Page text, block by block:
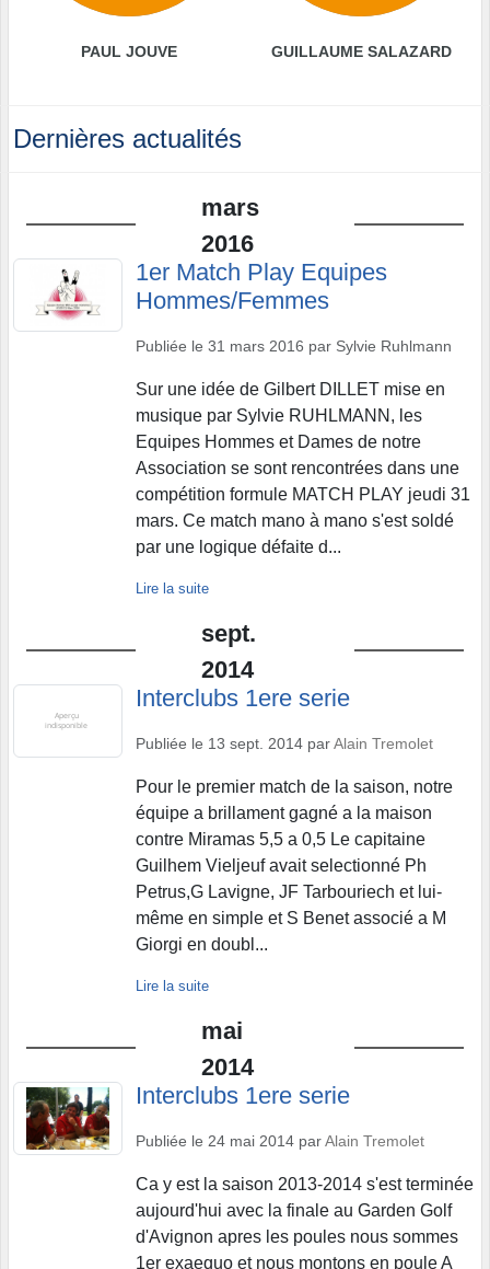
PAUL JOUVE GUILLAUME SALAZARD
Dernières actualités
mars
2016
1er Match Play Equipes
Hommes/Femmes
Publiée le 31 mars 2016 par Sylvie Ruhlmann
Sur une idée de Gilbert DILLET mise en
musique par Sylvie RUHLMANN, les
Equipes Hommes et Dames de notre
Association se sont rencontrées dans une
compétition formule MATCH PLAY jeudi 31
mars. Ce match mano à mano s'est soldé
par une logique défaite d...
Lire la suite
sept.
2014
Interclubs 1ere serie
Publiée le 13 sept. 2014 parAlain Tremolet
Pour le premier match de la saison, notre
équipe a brillament gagné a la maison
contre Miramas 5,5 a 0,5 Le capitaine
Guilhem Vieljeuf avait selectionné Ph
Petrus,G Lavigne, JF Tarbouriech et lui-
même en simple et S Benet associé a M
Giorgi en doubl...
Lire la suite
mai
2014
Interclubs 1ere serie
Publiée le 24 mai 2014 parAlain Tremolet
Ca y est la saison 2013-2014 s'est terminée
aujourd'hui avec la finale au Garden Golf
d'Avignon apres les poules nous sommes
1er exaequo et nous montons en poule A